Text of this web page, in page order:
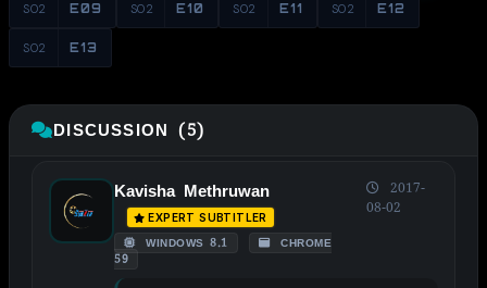
S02 E09 S02 E10 S02 E11 S02 E12
S02 E13
DISCUSSION (5)
Kavisha Methruwan
EXPERT SUBTITLER
WINDOWS 8.1
CHROME
59
2017-
08-02